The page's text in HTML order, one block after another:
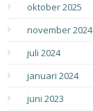
oktober 2025
november 2024
juli 2024
januari 2024
juni 2023